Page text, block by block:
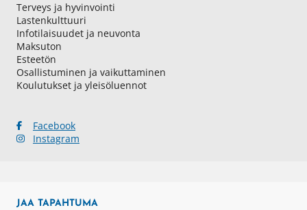
Terveys ja hyvinvointi
Lastenkulttuuri
Infotilaisuudet ja neuvonta
Maksuton
Esteetön
Osallistuminen ja vaikuttaminen
Koulutukset ja yleisöluennot
Facebook
Instagram
JAA TAPAHTUMA